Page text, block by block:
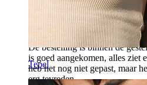
Tepel
Ik vond het erg leuk
De bestelling is binnen de
is goed aangekomen, alles
heb het nog niet gepast, maar
erg tevreden.